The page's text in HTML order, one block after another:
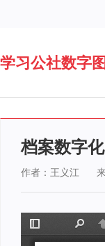
学习公社数字
档案数字
作者：王义江